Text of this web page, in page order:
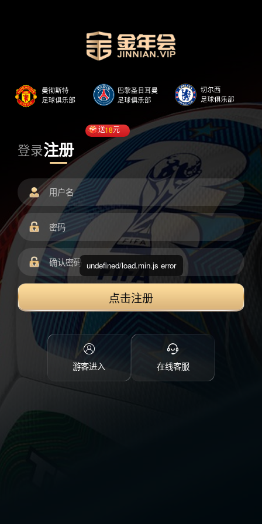
登录注册
送18元
点击注册
游客进入 在线客服
undefined/load.min.js error